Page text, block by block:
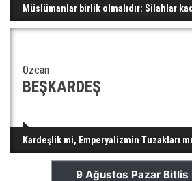
Müslümanlar birlik olmalıdır: Silahlar
Özcan
BEŞKARDEŞ
Kardeşlik mi, Emperyalizmin Tuzakları